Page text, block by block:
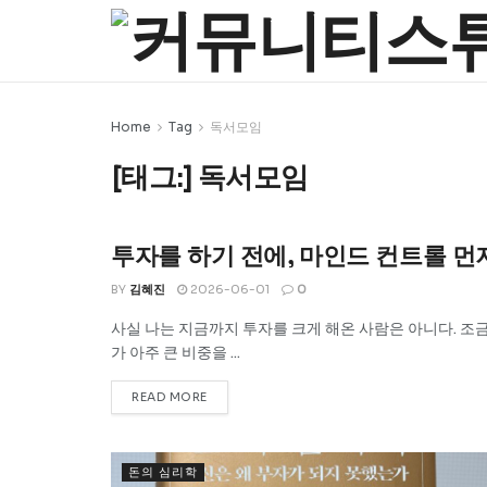
Home Tag 독서모임
[태그:] 독서모임
돈의 심리학
투자를 하기 전에, 마인드 컨트롤 먼
BY 김혜진 2026-06-01 0
사실 나는 지금까지 투자를 크게 해온 사람은 아니다.
가 아주 큰 비중을 ...
READ MORE
돈의 심리학